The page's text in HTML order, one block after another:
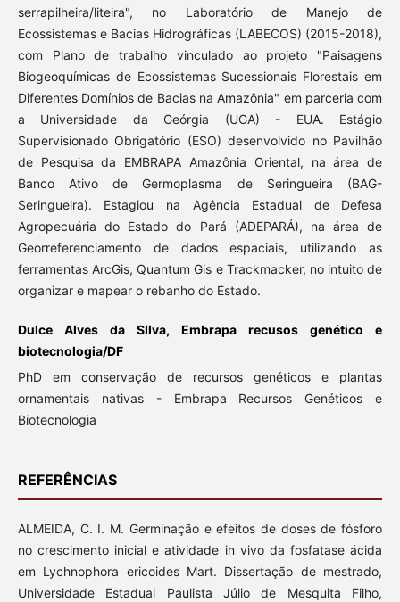
serrapilheira/liteira", no Laboratório de Manejo de
Ecossistemas e Bacias Hidrográficas (LABECOS) (2015-2018),
com Plano de trabalho vinculado ao projeto "Paisagens
Biogeoquímicas de Ecossistemas Sucessionais Florestais em
Diferentes Domínios de Bacias na Amazônia" em parceria com
a Universidade da Geórgia (UGA) - EUA. Estágio
Supervisionado Obrigatório (ESO) desenvolvido no Pavilhão
de Pesquisa da EMBRAPA Amazônia Oriental, na área de
Banco Ativo de Germoplasma de Seringueira (BAG-
Seringueira). Estagiou na Agência Estadual de Defesa
Agropecuária do Estado do Pará (ADEPARÁ), na área de
Georreferenciamento de dados espaciais, utilizando as
ferramentas ArcGis, Quantum Gis e Trackmacker, no intuito de
organizar e mapear o rebanho do Estado.
Dulce Alves da SIlva, Embrapa recusos genético e
biotecnologia/DF
PhD em conservação de recursos genéticos e plantas
ornamentais nativas - Embrapa Recursos Genéticos e
Biotecnologia
REFERÊNCIAS
ALMEIDA, C. I. M. Germinação e efeitos de doses de fósforo
no crescimento inicial e atividade in vivo da fosfatase ácida
em Lychnophora ericoides Mart. Dissertação de mestrado,
Universidade Estadual Paulista Júlio de Mesquita Filho,